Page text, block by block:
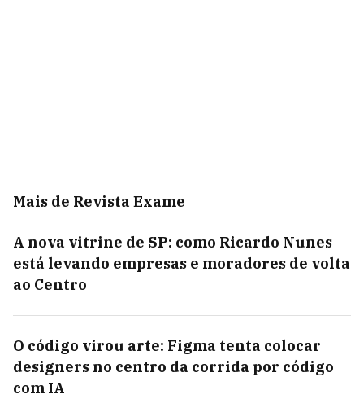
Mais de Revista Exame
A nova vitrine de SP: como Ricardo Nunes
está levando empresas e moradores de volta
ao Centro
O código virou arte: Figma tenta colocar
designers no centro da corrida por código
com IA